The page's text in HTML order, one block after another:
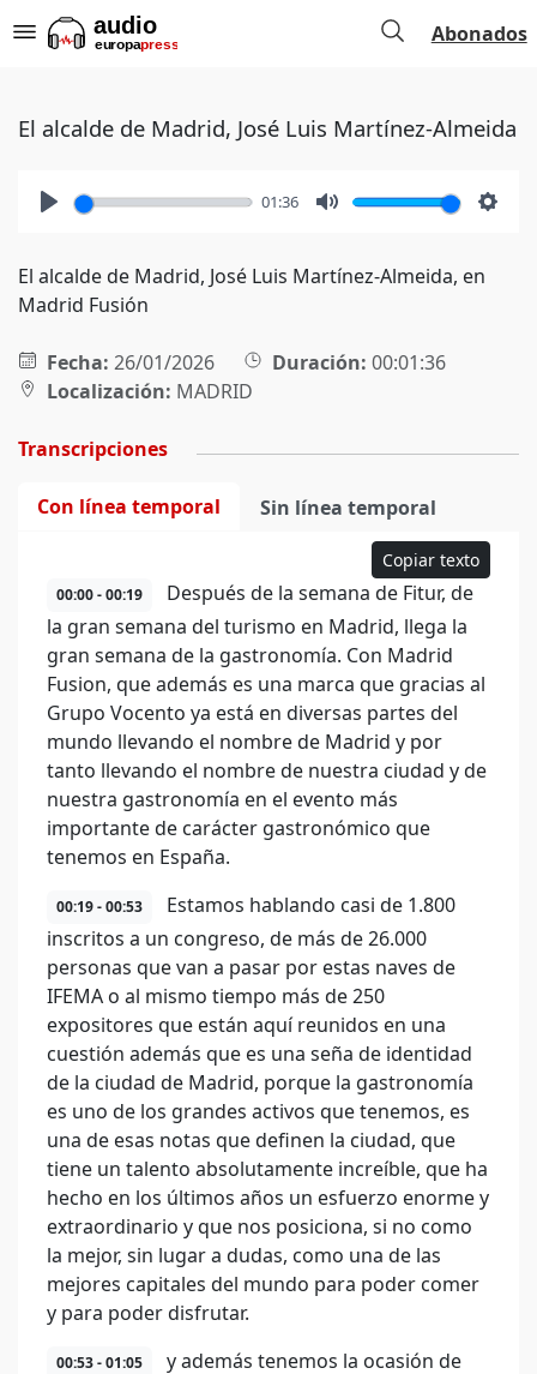
Abonados
El alcalde de Madrid, José Luis Martínez-Almeida
01:36
El alcalde de Madrid, José Luis Martínez-Almeida, en
Madrid Fusión
Fecha: 26/01/2026 Duración: 00:01:36
Localización: MADRID
Transcripciones
Con línea temporal Sin línea temporal
Copiar texto
00:00 - 00:19
Después de la semana de Fitur, de
la gran semana del turismo en Madrid, llega la
gran semana de la gastronomía. Con Madrid
Fusion, que además es una marca que gracias al
Grupo Vocento ya está en diversas partes del
mundo llevando el nombre de Madrid y por
tanto llevando el nombre de nuestra ciudad y de
nuestra gastronomía en el evento más
importante de carácter gastronómico que
tenemos en España.
00:19 - 00:53
Estamos hablando casi de 1.800
inscritos a un congreso, de más de 26.000
personas que van a pasar por estas naves de
IFEMA o al mismo tiempo más de 250
expositores que están aquí reunidos en una
cuestión además que es una seña de identidad
de la ciudad de Madrid, porque la gastronomía
es uno de los grandes activos que tenemos, es
una de esas notas que definen la ciudad, que
tiene un talento absolutamente increíble, que ha
hecho en los últimos años un esfuerzo enorme y
extraordinario y que nos posiciona, si no como
la mejor, sin lugar a dudas, como una de las
mejores capitales del mundo para poder comer
y para poder disfrutar.
00:53 - 01:05
y además tenemos la ocasión de